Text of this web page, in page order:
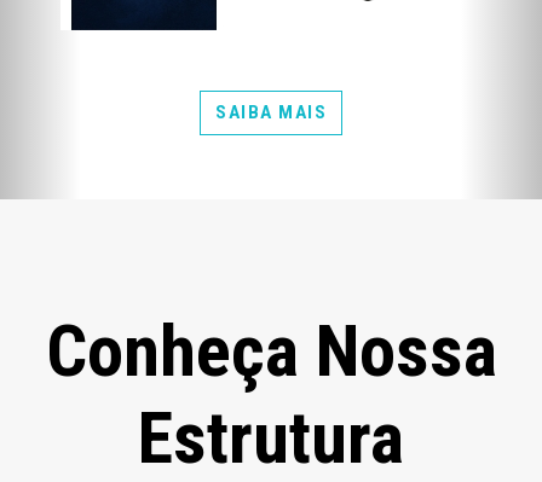
SAIBA MAIS
Conheça Nossa
Estrutura